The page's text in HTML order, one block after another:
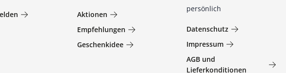
Aktionen
Empfehlungen
Geschenkidee
persönlich
Datenschutz
Impressum
AGB und
Lieferkonditionen